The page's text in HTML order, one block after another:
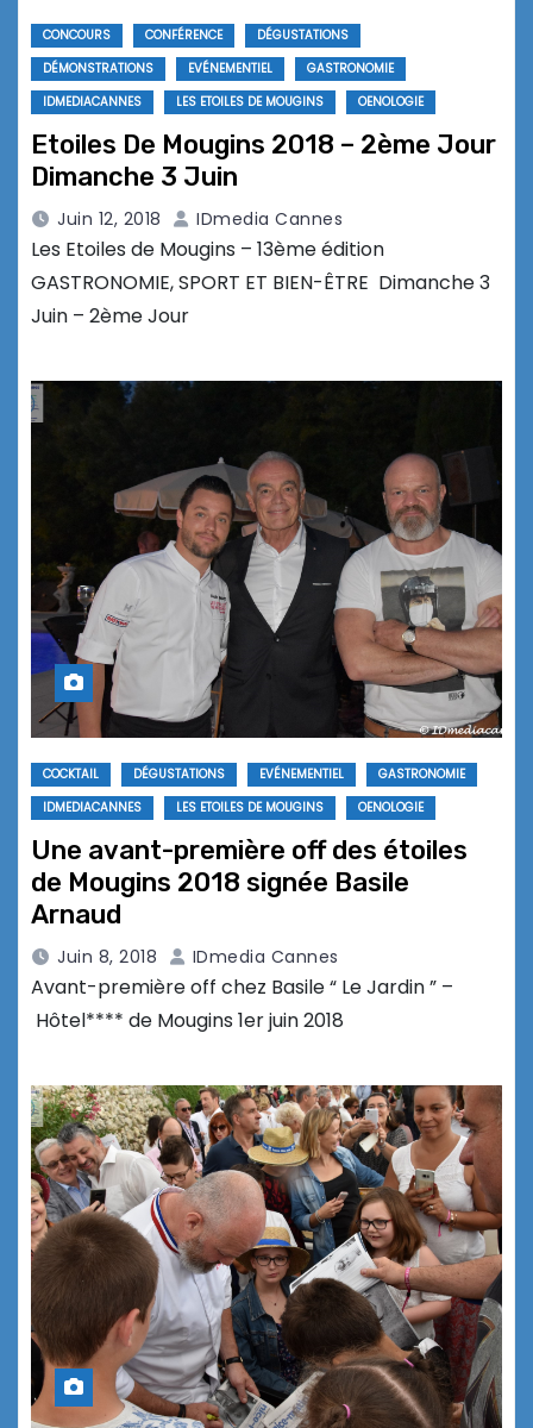
CONCOURS CONFÉRENCE
DÉGUSTATIONS
DÉMONSTRATIONS
EVÉNEMENTIEL
GASTRONOMIE
IDMEDIACANNES
LES ETOILES DE MOUGINS OENOLOGIE
Etoiles De Mougins 2018 – 2ème Jour
Dimanche 3 Juin
Juin 12, 2018 IDmedia Cannes
Les Etoiles de Mougins – 13ème édition
GASTRONOMIE, SPORT ET BIEN-ÊTRE Dimanche 3
Juin – 2ème Jour
COCKTAIL DÉGUSTATIONS EVÉNEMENTIEL
GASTRONOMIE
IDMEDIACANNES
LES ETOILES DE MOUGINS OENOLOGIE
Une avant-première off des étoiles
de Mougins 2018 signée Basile
Arnaud
Juin 8, 2018 IDmedia Cannes
Avant-première off chez Basile “ Le Jardin ” –
Hôtel**** de Mougins 1er juin 2018